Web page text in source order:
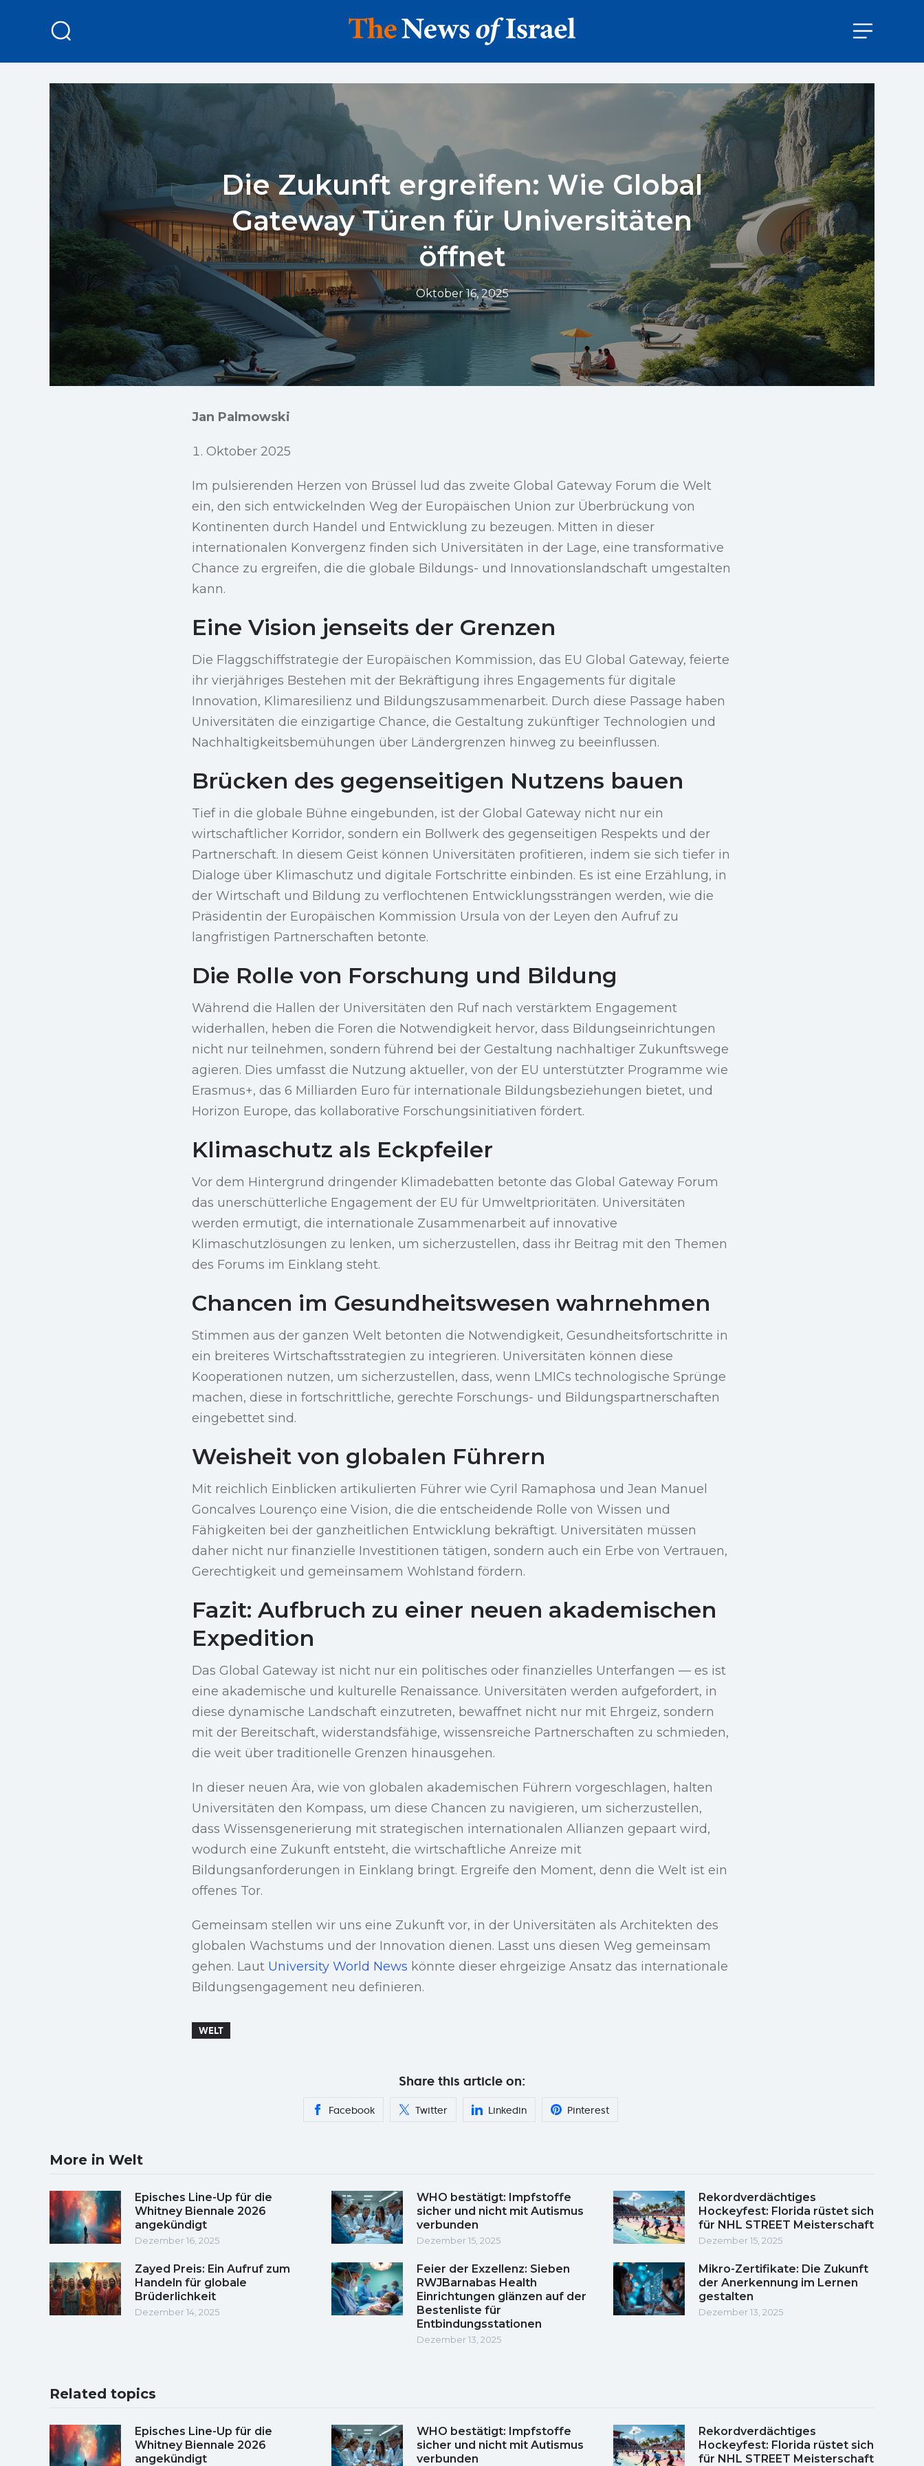
Die Zukunft ergreifen: Wie Global
Gateway Türen für Universitäten
öffnet
Oktober 16, 2025
Jan Palmowski
Oktober 2025
Im pulsierenden Herzen von Brüssel lud das zweite Global Gateway Forum die Welt
ein, den sich entwickelnden Weg der Europäischen Union zur Überbrückung von
Kontinenten durch Handel und Entwicklung zu bezeugen. Mitten in dieser
internationalen Konvergenz finden sich Universitäten in der Lage, eine transformative
Chance zu ergreifen, die die globale Bildungs- und Innovationslandschaft umgestalten
kann.
Eine Vision jenseits der Grenzen
Die Flaggschiffstrategie der Europäischen Kommission, das EU Global Gateway, feierte
ihr vierjähriges Bestehen mit der Bekräftigung ihres Engagements für digitale
Innovation, Klimaresilienz und Bildungszusammenarbeit. Durch diese Passage haben
Universitäten die einzigartige Chance, die Gestaltung zukünftiger Technologien und
Nachhaltigkeitsbemühungen über Ländergrenzen hinweg zu beeinflussen.
Brücken des gegenseitigen Nutzens bauen
Tief in die globale Bühne eingebunden, ist der Global Gateway nicht nur ein
wirtschaftlicher Korridor, sondern ein Bollwerk des gegenseitigen Respekts und der
Partnerschaft. In diesem Geist können Universitäten profitieren, indem sie sich tiefer in
Dialoge über Klimaschutz und digitale Fortschritte einbinden. Es ist eine Erzählung, in
der Wirtschaft und Bildung zu verflochtenen Entwicklungssträngen werden, wie die
Präsidentin der Europäischen Kommission Ursula von der Leyen den Aufruf zu
langfristigen Partnerschaften betonte.
Die Rolle von Forschung und Bildung
Während die Hallen der Universitäten den Ruf nach verstärktem Engagement
widerhallen, heben die Foren die Notwendigkeit hervor, dass Bildungseinrichtungen
nicht nur teilnehmen, sondern führend bei der Gestaltung nachhaltiger Zukunftswege
agieren. Dies umfasst die Nutzung aktueller, von der EU unterstützter Programme wie
Erasmus+, das 6 Milliarden Euro für internationale Bildungsbeziehungen bietet, und
Horizon Europe, das kollaborative Forschungsinitiativen fördert.
Klimaschutz als Eckpfeiler
Vor dem Hintergrund dringender Klimadebatten betonte das Global Gateway Forum
das unerschütterliche Engagement der EU für Umweltprioritäten. Universitäten
werden ermutigt, die internationale Zusammenarbeit auf innovative
Klimaschutzlösungen zu lenken, um sicherzustellen, dass ihr Beitrag mit den Themen
des Forums im Einklang steht.
Chancen im Gesundheitswesen wahrnehmen
Stimmen aus der ganzen Welt betonten die Notwendigkeit, Gesundheitsfortschritte in
ein breiteres Wirtschaftsstrategien zu integrieren. Universitäten können diese
Kooperationen nutzen, um sicherzustellen, dass, wenn LMICs technologische Sprünge
machen, diese in fortschrittliche, gerechte Forschungs- und Bildungspartnerschaften
eingebettet sind.
Weisheit von globalen Führern
Mit reichlich Einblicken artikulierten Führer wie Cyril Ramaphosa und Jean Manuel
Goncalves Lourenço eine Vision, die die entscheidende Rolle von Wissen und
Fähigkeiten bei der ganzheitlichen Entwicklung bekräftigt. Universitäten müssen
daher nicht nur finanzielle Investitionen tätigen, sondern auch ein Erbe von Vertrauen,
Gerechtigkeit und gemeinsamem Wohlstand fördern.
Fazit: Aufbruch zu einer neuen akademischen
Expedition
Das Global Gateway ist nicht nur ein politisches oder finanzielles Unterfangen — es ist
eine akademische und kulturelle Renaissance. Universitäten werden aufgefordert, in
diese dynamische Landschaft einzutreten, bewaffnet nicht nur mit Ehrgeiz, sondern
mit der Bereitschaft, widerstandsfähige, wissensreiche Partnerschaften zu schmieden,
die weit über traditionelle Grenzen hinausgehen.
In dieser neuen Ära, wie von globalen akademischen Führern vorgeschlagen, halten
Universitäten den Kompass, um diese Chancen zu navigieren, um sicherzustellen,
dass Wissensgenerierung mit strategischen internationalen Allianzen gepaart wird,
wodurch eine Zukunft entsteht, die wirtschaftliche Anreize mit
Bildungsanforderungen in Einklang bringt. Ergreife den Moment, denn die Welt ist ein
offenes Tor.
Gemeinsam stellen wir uns eine Zukunft vor, in der Universitäten als Architekten des
globalen Wachstums und der Innovation dienen. Lasst uns diesen Weg gemeinsam
gehen. Laut University World News könnte dieser ehrgeizige Ansatz das internationale
Bildungsengagement neu definieren.
WELT
Share this article on:
Facebook Twitter Linkedin Pinterest
More in Welt
Episches Line-Up für die
Whitney Biennale 2026
angekündigt
Dezember 16, 2025
WHO bestätigt: Impfstoffe
sicher und nicht mit Autismus
verbunden
Dezember 15, 2025
Rekordverdächtiges
Hockeyfest: Florida rüstet sich
für NHL STREET Meisterschaft
Dezember 15, 2025
Zayed Preis: Ein Aufruf zum
Handeln für globale
Brüderlichkeit
Dezember 14, 2025
Feier der Exzellenz: Sieben
RWJBarnabas Health
Einrichtungen glänzen auf der
Bestenliste für
Entbindungsstationen
Dezember 13, 2025
Mikro-Zertifikate: Die Zukunft
der Anerkennung im Lernen
gestalten
Dezember 13, 2025
Related topics
Episches Line-Up für die
Whitney Biennale 2026
angekündigt
WHO bestätigt: Impfstoffe
sicher und nicht mit Autismus
verbunden
Rekordverdächtiges
Hockeyfest: Florida rüstet sich
für NHL STREET Meisterschaft